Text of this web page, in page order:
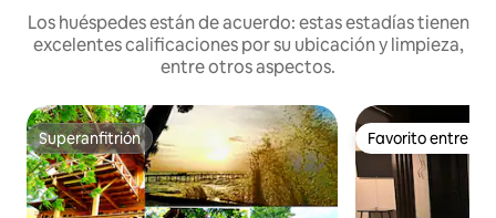
Los huéspedes están de acuerdo: estas estadías tienen
excelentes calificaciones por su ubicación y limpieza,
entre otros aspectos.
Superanfitrión
Superanfitrión Favorito entre
Favorito entre